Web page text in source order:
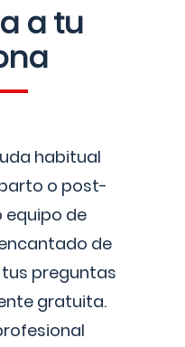
a tu
habitual
o post-
equipo de
de
tus preguntas
gratuita.